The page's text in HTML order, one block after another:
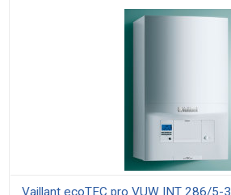
Vaillant ecoTEC pro VUW INT 286/5-3